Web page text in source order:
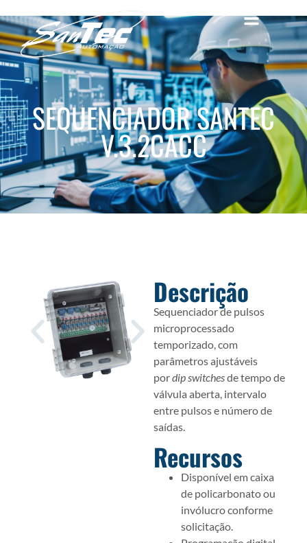
SEQUENCIADOR SANTEC
V.3.2CACC
Descrição
Sequenciador de pulsos
microprocessado
temporizado, com
parâmetros ajustáveis
pordip switchesde tempo de
válvula aberta, intervalo
entre pulsos e número de
saídas.
Recursos
Disponível em caixa
de policarbonato ou
invólucro conforme
solicitação.